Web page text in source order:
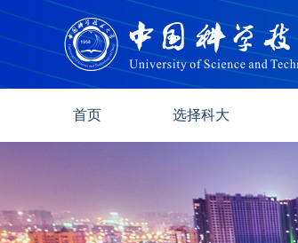
首页 选择科大